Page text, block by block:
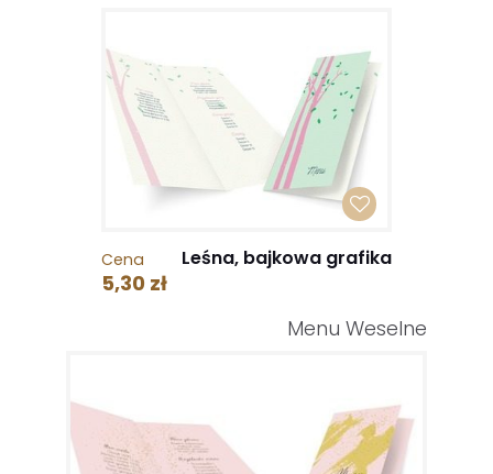
Cena
5,30 zł
Leśna, bajkowa grafika
Menu Weselne